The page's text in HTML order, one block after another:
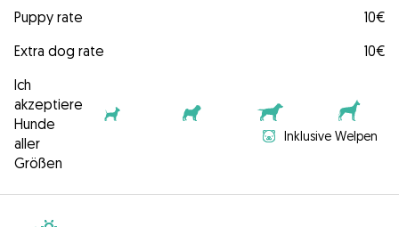
Puppy rate
10€
Extra dog rate
10€
Ich
akzeptiere
Hunde
aller
Größen
Inklusive Welpen